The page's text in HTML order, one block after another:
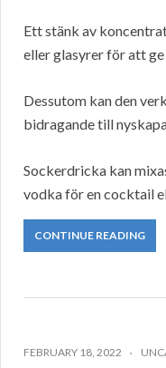
Ett stänk av
eller glasyrer för att
Dessutom kan den
bidragande till
Sockerdricka kan
vodka för en cocktail
CONTINUE READING
FEBRUARY 18, 2022